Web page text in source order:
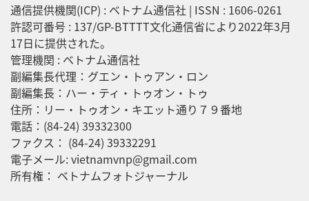
通信提供機関(ICP) : ベトナム通信社 | ISSN : 1606-0261
許認可番号 : 137/GP-BTTTT文化通信省により2022年3月
17日に提供された。
管理機関 : ベトナム通信社
副編集長代理：グエン・トゥアン・ロン
副編集長：ハー・ティ・トゥオン・トゥ
住所：リー・トゥオン・キエット通り７９番地
電話：(84-24) 39332300
ファクス： (84-24) 39332291
電子メール: vietnamvnp@gmail.com
所有権： ベトナムフォトジャーナル